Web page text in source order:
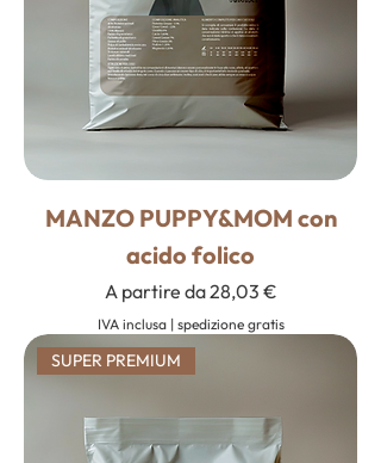
MANZO PUPPY&MOM con
acido folico
A partire da28,03 €
Prezzo scontato
IVA inclusa| spedizione gratis
SUPER PREMIUM